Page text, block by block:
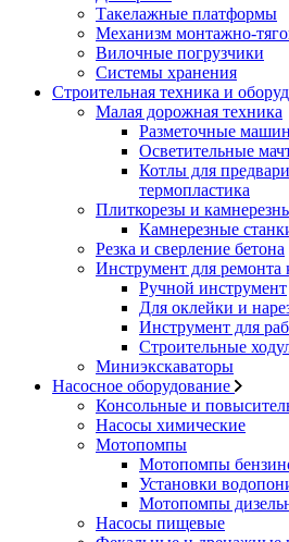
Такелажные платформы
Механизм монтажно-
Вилочные погрузчики
Системы хранения
Строительная техника и
Малая дорожная техника
Разметочные
Осветительные
Котлы для
термопластика
Плиткорезы и
Камнерезные
Резка и сверление бетона
Инструмент для ремонта
Ручной инструмент
Для оклейки и
Инструмент для
Строительные
Миниэкскаваторы
Насосное оборудование
Консольные и
Насосы химические
Мотопомпы
Мотопомпы
Установки
Мотопомпы
Насосы пищевые